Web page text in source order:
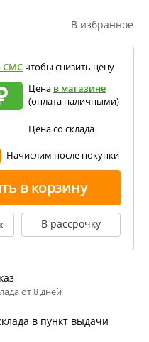
голов
В избранное
СМС чтобы снизить цену
Цена в магазине
(оплата наличными)
Цена со склада
Начислим после покупки
в корзину
В рассрочку
от 8 дней
в пункт выдачи